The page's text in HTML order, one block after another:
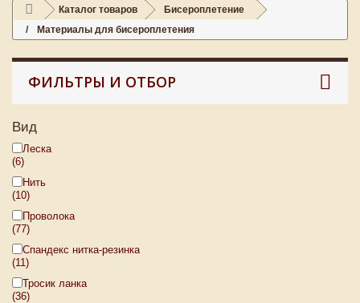
Каталог товаров
Бисероплетение
Материалы для бисероплетения
ФИЛЬТРЫ И ОТБОР
Вид
Леска
(6)
Нить
(10)
Проволока
(77)
Спандекс нитка-резинка
(11)
Тросик ланка
(36)